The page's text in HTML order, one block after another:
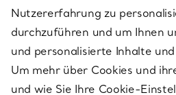
ÜBER TIFFANY & CO.
RECHTLICHE HINWEISE
Nutzererfahrung zu
durchzuführen und um Ihnen
und personalisierte Inhalte
Um mehr über Cookies und
und wie Sie Ihre Cookie-